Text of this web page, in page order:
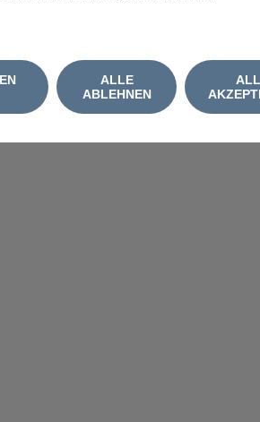
WLTP
ALLE
ABLEHNEN